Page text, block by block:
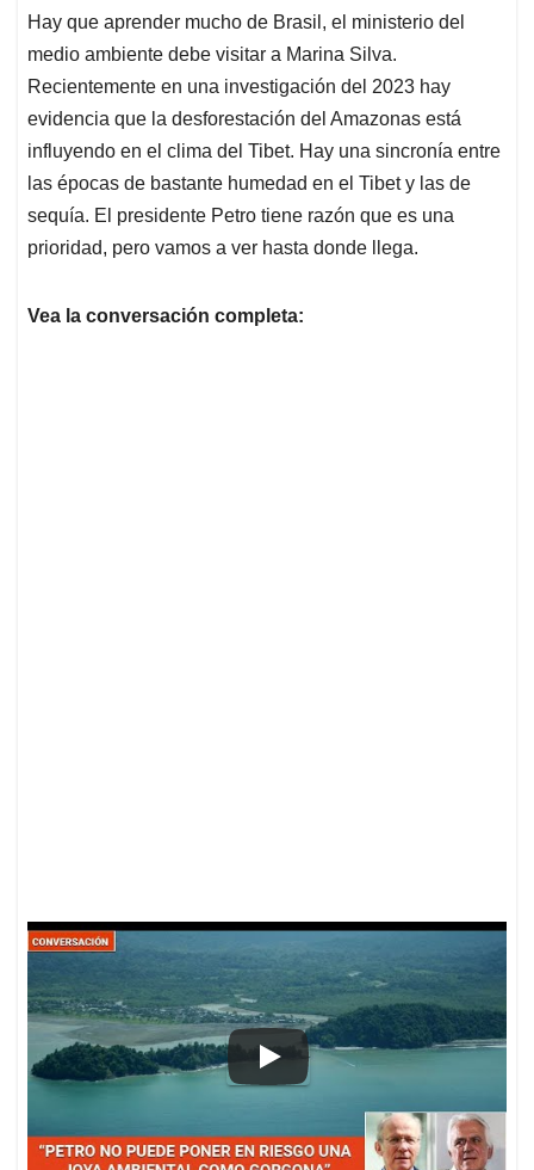
Hay que aprender mucho de Brasil, el ministerio del
medio ambiente debe visitar a Marina Silva.
Recientemente en una investigación del 2023 hay
evidencia que la desforestación del Amazonas está
influyendo en el clima del Tibet. Hay una sincronía entre
las épocas de bastante humedad en el Tibet y las de
sequía. El presidente Petro tiene razón que es una
prioridad, pero vamos a ver hasta donde llega.
Vea la conversación completa: